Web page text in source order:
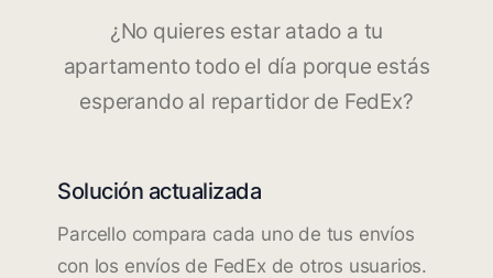
¿No quieres estar atado a tu
apartamento todo el día porque estás
esperando al repartidor de FedEx?
Solución actualizada
Parcello compara cada uno de tus envíos
con los envíos de FedEx de otros usuarios.